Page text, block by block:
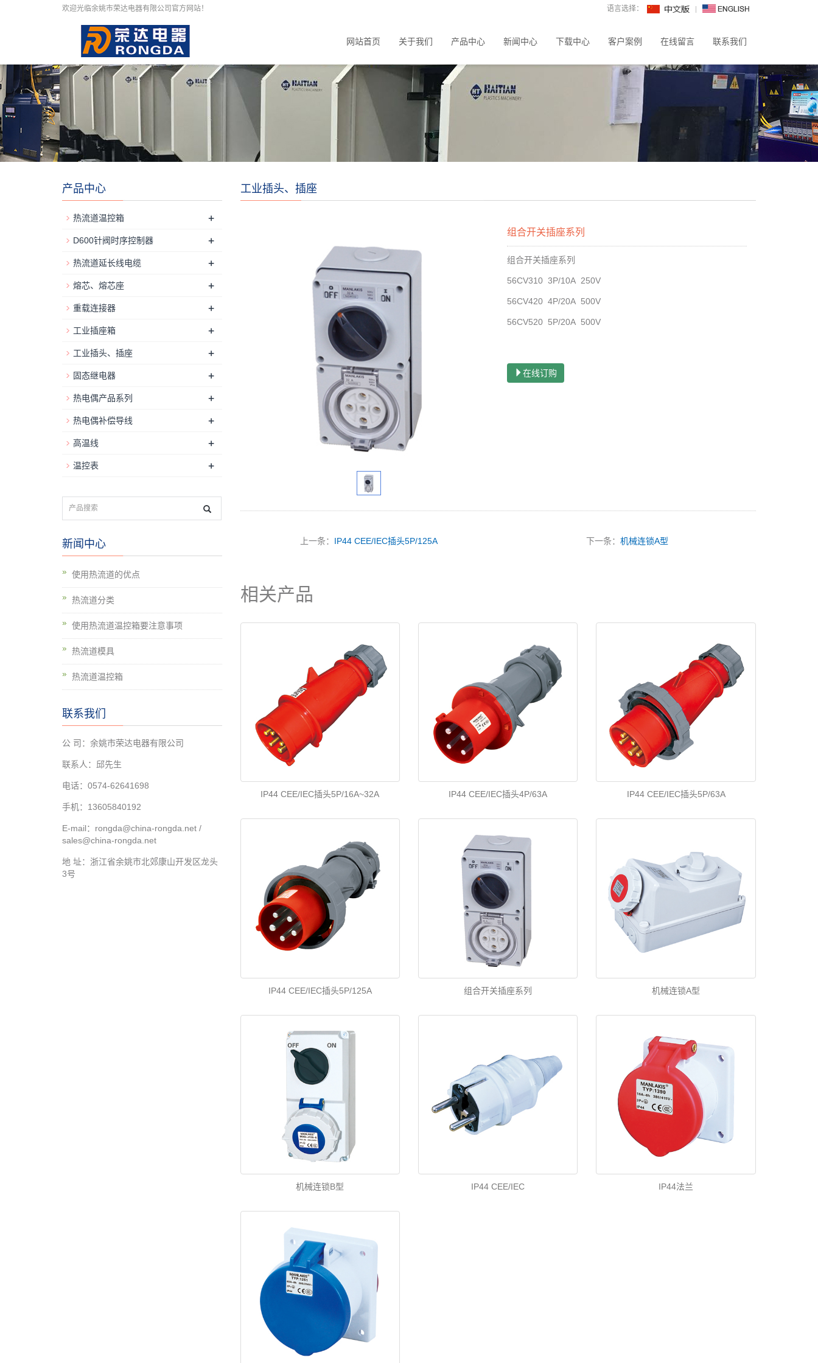
欢迎光临余姚市荣达电器有限公司官方网站！ 语言选择：
网站首页 关于我们 产品中心 新闻中心 下载中心 客户案例 在线留言 联系我们
工业插头、插座
组合开关插座系列
组合开关插座系列
56CV310 3P/10A 250V
56CV420 4P/20A 500V
56CV520 5P/20A 500V
在线订购
上一条： IP44 CEE/IEC插头5P/125A 下一条： 机械连锁A型
相关产品
IP44 CEE/IEC插头5P/16A~32A IP44 CEE/IEC插头4P/63A IP44 CEE/IEC插头5P/63A
IP44 CEE/IEC插头5P/125A 组合开关插座系列 机械连锁A型
机械连锁B型 IP44 CEE/IEC IP44法兰
产品中心
热流道温控箱 +
D600针阀时序控制器 +
热流道延长线电缆 +
熔芯、熔芯座 +
重载连接器 +
工业插座箱 +
工业插头、插座 +
固态继电器 +
热电偶产品系列 +
热电偶补偿导线 +
高温线 +
温控表 +
新闻中心
使用热流道的优点
热流道分类
使用热流道温控箱要注意事项
热流道模具
热流道温控箱
联系我们
公 司：余姚市荣达电器有限公司
联系人：邱先生
电话：0574-62641698
手机：13605840192
E-mail：rongda@china-rongda.net /
sales@china-rongda.net
地 址：浙江省余姚市北郊康山开发区龙头
3号